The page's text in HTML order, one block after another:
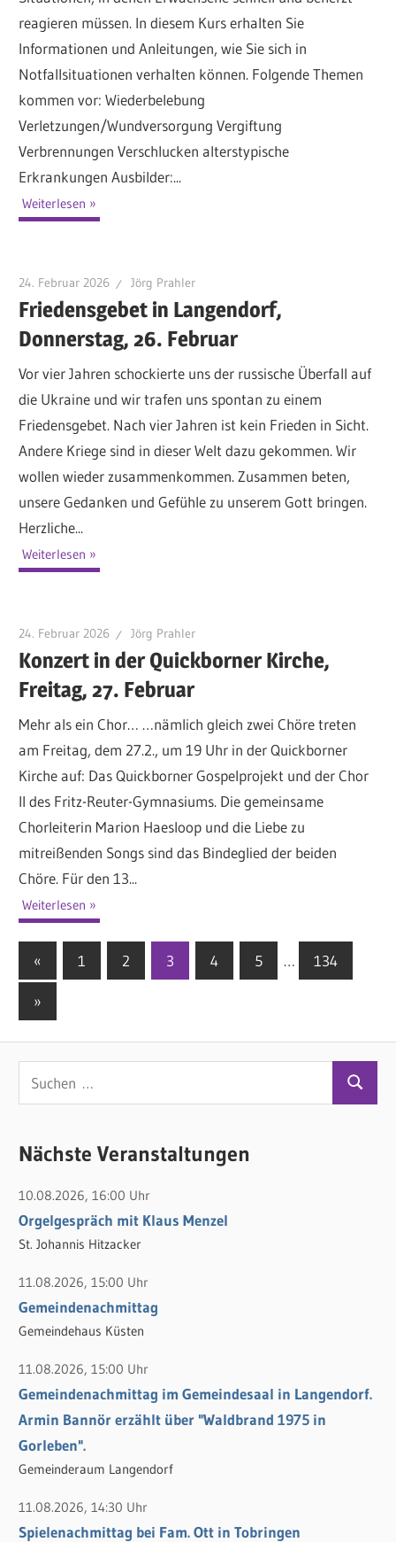
reagieren müssen. In diesem Kurs erhalten Sie
Informationen und Anleitungen, wie Sie sich in
Notfallsituationen verhalten können. Folgende Themen
kommen vor: Wiederbelebung
Verletzungen/Wundversorgung Vergiftung
Verbrennungen Verschlucken alterstypische
Erkrankungen Ausbilder:...
Weiterlesen
24. Februar 2026 Jörg Prahler
Friedensgebet in Langendorf,
Donnerstag, 26. Februar
Vor vier Jahren schockierte uns der russische Überfall auf
die Ukraine und wir trafen uns spontan zu einem
Friedensgebet. Nach vier Jahren ist kein Frieden in Sicht.
Andere Kriege sind in dieser Welt dazu gekommen. Wir
wollen wieder zusammenkommen. Zusammen beten,
unsere Gedanken und Gefühle zu unserem Gott bringen.
Herzliche...
Weiterlesen
24. Februar 2026 Jörg Prahler
Konzert in der Quickborner Kirche,
Freitag, 27. Februar
Mehr als ein Chor… …nämlich gleich zwei Chöre treten
am Freitag, dem 27.2., um 19 Uhr in der Quickborner
Kirche auf: Das Quickborner Gospelprojekt und der Chor
II des Fritz-Reuter-Gymnasiums. Die gemeinsame
Chorleiterin Marion Haesloop und die Liebe zu
mitreißenden Songs sind das Bindeglied der beiden
Chöre. Für den 13...
Weiterlesen
Seitennummerierung
der
Beiträge
« Vorherige
Beiträge
1 2 3 4 5 … 134
Nächste
Beiträge
»
u
h
n
n
a
c
h
:
Nächste Veranstaltungen
10.08.2026, 16:00 Uhr
Orgelgespräch mit Klaus Menzel
St. Johannis Hitzacker
11.08.2026, 15:00 Uhr
Gemeindenachmittag
Gemeindehaus Küsten
11.08.2026, 15:00 Uhr
Gemeindenachmittag im Gemeindesaal in Langendorf.
Armin Bannör erzählt über "Waldbrand 1975 in
Gorleben".
Gemeinderaum Langendorf
11.08.2026, 14:30 Uhr
Spielenachmittag bei Fam. Ott in Tobringen